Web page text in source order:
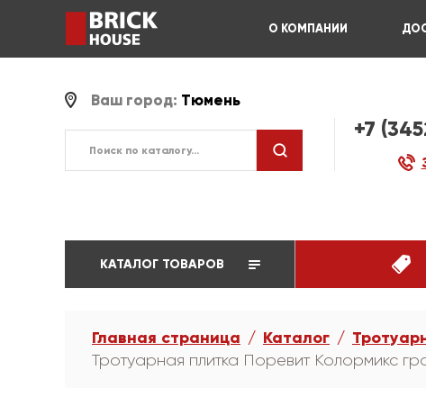
О КОМПАНИИ
Ваш город: Тюмень
+7
КАТАЛОГ ТОВАРОВ
Главная страница Каталог
Тротуарная плитка Поревит Колормикс